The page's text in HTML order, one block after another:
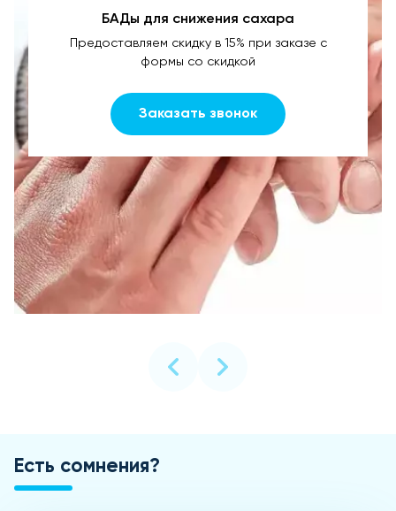
БАДы для снижения сахара
Предоставляем скидку в 15% при заказе с
формы со скидкой
Заказать звонок
Есть сомнения?